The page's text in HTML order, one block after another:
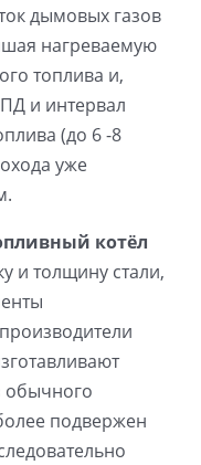
дымовых газов
нагреваемую
топлива и,
и интервал
(до 6 -8
уже
котёл
и толщину стали,
обычного
подвержен